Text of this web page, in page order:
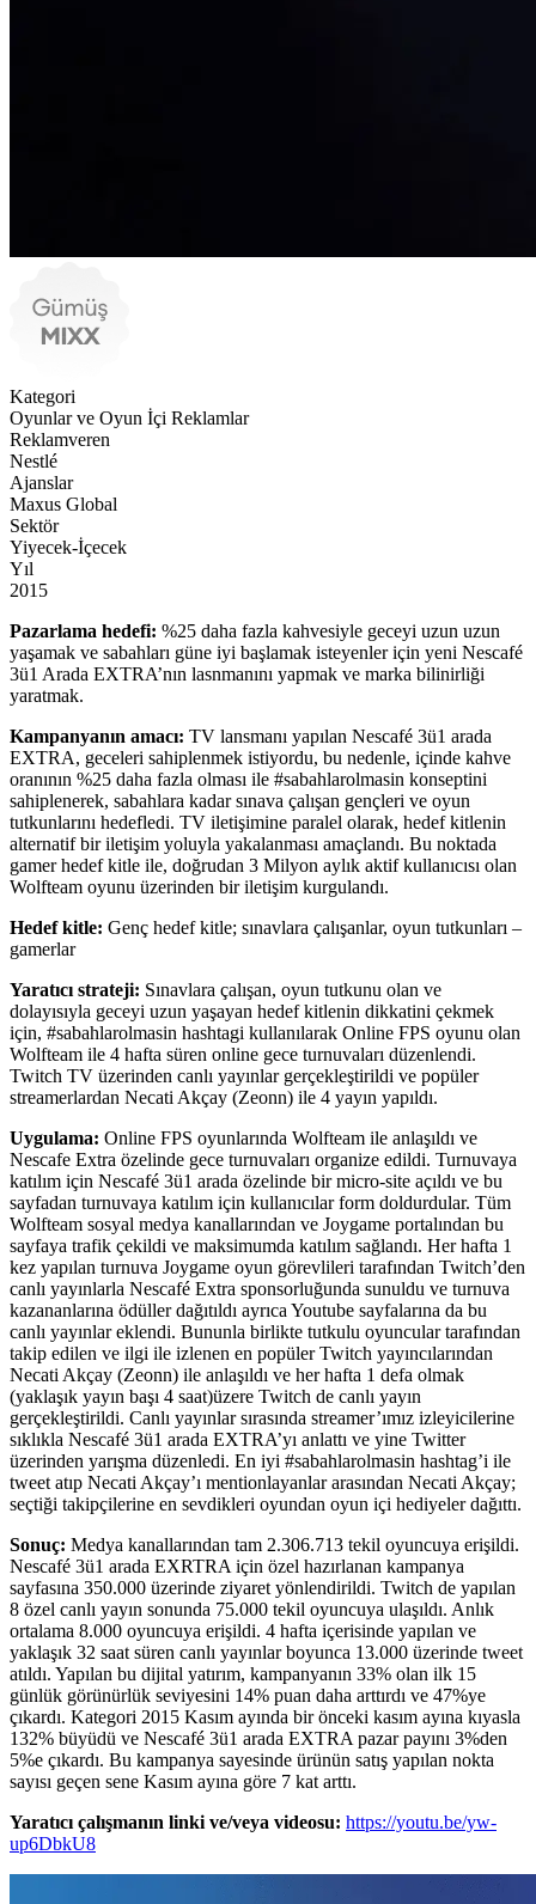
Kategori
Oyunlar ve Oyun İçi Reklamlar
Reklamveren
Nestlé
Ajanslar
Maxus Global
Sektör
Yiyecek-İçecek
Yıl
2015
Pazarlama hedefi: %25 daha fazla kahvesiyle geceyi uzun uzun
yaşamak ve sabahları güne iyi başlamak isteyenler için yeni Nescafé
3ü1 Arada EXTRA’nın lasnmanını yapmak ve marka bilinirliği
yaratmak.
Kampanyanın amacı: TV lansmanı yapılan Nescafé 3ü1 arada
EXTRA, geceleri sahiplenmek istiyordu, bu nedenle, içinde kahve
oranının %25 daha fazla olması ile #sabahlarolmasin konseptini
sahiplenerek, sabahlara kadar sınava çalışan gençleri ve oyun
tutkunlarını hedefledi. TV iletişimine paralel olarak, hedef kitlenin
alternatif bir iletişim yoluyla yakalanması amaçlandı. Bu noktada
gamer hedef kitle ile, doğrudan 3 Milyon aylık aktif kullanıcısı olan
Wolfteam oyunu üzerinden bir iletişim kurgulandı.
Hedef kitle: Genç hedef kitle; sınavlara çalışanlar, oyun tutkunları –
gamerlar
Yaratıcı strateji: Sınavlara çalışan, oyun tutkunu olan ve
dolayısıyla geceyi uzun yaşayan hedef kitlenin dikkatini çekmek
için, #sabahlarolmasin hashtagi kullanılarak Online FPS oyunu olan
Wolfteam ile 4 hafta süren online gece turnuvaları düzenlendi.
Twitch TV üzerinden canlı yayınlar gerçekleştirildi ve popüler
streamerlardan Necati Akçay (Zeonn) ile 4 yayın yapıldı.
Uygulama: Online FPS oyunlarında Wolfteam ile anlaşıldı ve
Nescafe Extra özelinde gece turnuvaları organize edildi. Turnuvaya
katılım için Nescafé 3ü1 arada özelinde bir micro-site açıldı ve bu
sayfadan turnuvaya katılım için kullanıcılar form doldurdular. Tüm
Wolfteam sosyal medya kanallarından ve Joygame portalından bu
sayfaya trafik çekildi ve maksimumda katılım sağlandı. Her hafta 1
kez yapılan turnuva Joygame oyun görevlileri tarafından Twitch’den
canlı yayınlarla Nescafé Extra sponsorluğunda sunuldu ve turnuva
kazananlarına ödüller dağıtıldı ayrıca Youtube sayfalarına da bu
canlı yayınlar eklendi. Bununla birlikte tutkulu oyuncular tarafından
takip edilen ve ilgi ile izlenen en popüler Twitch yayıncılarından
Necati Akçay (Zeonn) ile anlaşıldı ve her hafta 1 defa olmak
(yaklaşık yayın başı 4 saat)üzere Twitch de canlı yayın
gerçekleştirildi. Canlı yayınlar sırasında streamer’ımız izleyicilerine
sıklıkla Nescafé 3ü1 arada EXTRA’yı anlattı ve yine Twitter
üzerinden yarışma düzenledi. En iyi #sabahlarolmasin hashtag’i ile
tweet atıp Necati Akçay’ı mentionlayanlar arasından Necati Akçay;
seçtiği takipçilerine en sevdikleri oyundan oyun içi hediyeler dağıttı.
Sonuç: Medya kanallarından tam 2.306.713 tekil oyuncuya erişildi.
Nescafé 3ü1 arada EXRTRA için özel hazırlanan kampanya
sayfasına 350.000 üzerinde ziyaret yönlendirildi. Twitch de yapılan
8 özel canlı yayın sonunda 75.000 tekil oyuncuya ulaşıldı. Anlık
ortalama 8.000 oyuncuya erişildi. 4 hafta içerisinde yapılan ve
yaklaşık 32 saat süren canlı yayınlar boyunca 13.000 üzerinde tweet
atıldı. Yapılan bu dijital yatırım, kampanyanın 33% olan ilk 15
günlük görünürlük seviyesini 14% puan daha arttırdı ve 47%ye
çıkardı. Kategori 2015 Kasım ayında bir önceki kasım ayına kıyasla
132% büyüdü ve Nescafé 3ü1 arada EXTRA pazar payını 3%den
5%e çıkardı. Bu kampanya sayesinde ürünün satış yapılan nokta
sayısı geçen sene Kasım ayına göre 7 kat arttı.
Yaratıcı çalışmanın linki ve/veya videosu: https://youtu.be/yw-
up6DbkU8